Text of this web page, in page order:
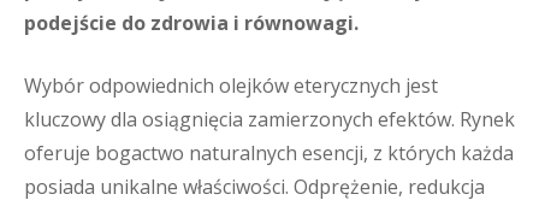
podejście do zdrowia i równowagi.
Wybór odpowiednich olejków eterycznych jest
kluczowy dla osiągnięcia zamierzonych efektów. Rynek
oferuje bogactwo naturalnych esencji, z których każda
posiada unikalne właściwości. Odprężenie, redukcja